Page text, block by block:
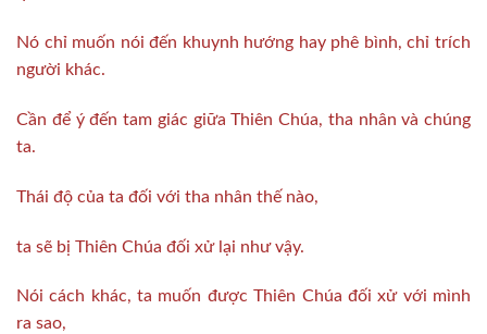
Nó chỉ muốn nói đến khuynh hướng hay phê bình, chỉ trích
người khác.
Cần để ý đến tam giác giữa Thiên Chúa, tha nhân và chúng
ta.
Thái độ của ta đối với tha nhân thế nào,
ta sẽ bị Thiên Chúa đối xử lại như vậy.
Nói cách khác, ta muốn được Thiên Chúa đối xử với mình
ra sao,